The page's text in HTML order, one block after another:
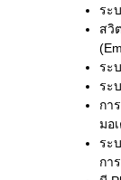
ระ
สวิ
ระ
ระ
กา
มอ
ระ
กา